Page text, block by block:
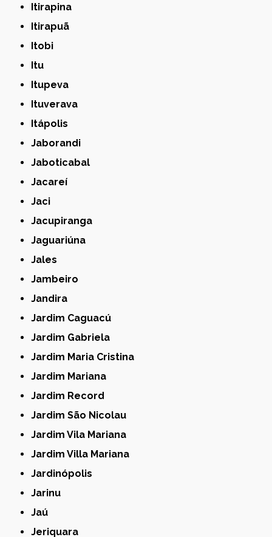
Itirapina
Itirapuã
Itobi
Itu
Itupeva
Ituverava
Itápolis
Jaborandi
Jaboticabal
Jacareí
Jaci
Jacupiranga
Jaguariúna
Jales
Jambeiro
Jandira
Jardim Caguacú
Jardim Gabriela
Jardim Maria Cristina
Jardim Mariana
Jardim Record
Jardim São Nicolau
Jardim Vila Mariana
Jardim Villa Mariana
Jardinópolis
Jarinu
Jaú
Jeriquara